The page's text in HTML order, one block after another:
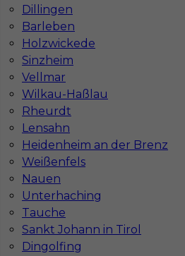
Dillingen
Barleben
Holzwickede
Sinzheim
Vellmar
Wilkau-Haßlau
Rheurdt
Lensahn
Heidenheim an der Brenz
Weißenfels
Nauen
Unterhaching
Tauche
Sankt Johann in Tirol
Dingolfing
Praca pomocnik
Niemcy
Kategoria Prace budowlane
Prace wyburzeniowe
Lokalizacja Niemcy
Wymagane języki
Stawka 12 - 14 € / h
1
Znaleziono 2 wyników